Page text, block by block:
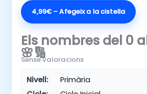
4,99€ – Afegeix a la cistella
Els nombres del 0
🌸🔢
Sense valoracions
Nivell:
Primària